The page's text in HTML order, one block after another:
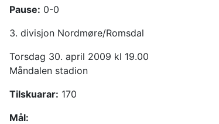
Pause: 0-0
3. divisjon Nordmøre/Romsdal
Torsdag 30. april 2009 kl 19.00
Måndalen stadion
Tilskuarar: 170
Mål: